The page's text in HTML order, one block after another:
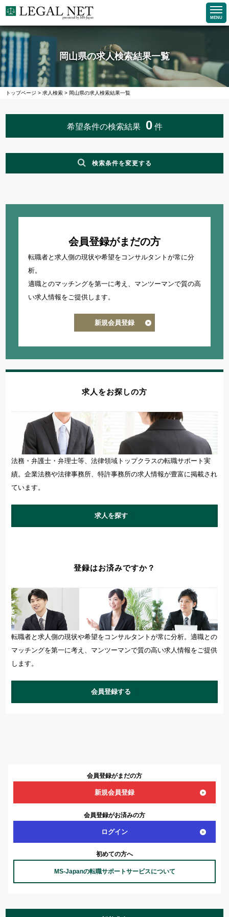
MENU
岡山県の求人検索結果一覧
トップページ >求人検索 > 岡山県の求人検索結果一覧
希望条件の検索結果 0件
検索条件を変更する
法律事務所・特許事務所で探す
法律事務所求人
特許事務所・特許技術者求人
司法試験合格者（司法修習生）
弁理士
資格希望勤務地
マネジメント経験あり 未経験可
会員登録がまだの方
転職者と求人側の現状や希望をコンサルタントが常に分
析。
適職とのマッチングを第一に考え、 マンツーマンで質の高
い求人情報をご提供します。
新規会員登録
求人をお探しの方
法務・弁護士・弁理士等、法律領域トップクラスの転職サポート実
績。企業法務や法律事務所、特許事務所の求人情報が豊富に掲載され
ています。
求人を探す
登録はお済みですか？
転職者と求人側の現状や希望をコンサルタントが常に分析。適職との
マッチングを第一に考え、マンツーマンで質の高い求人情報をご提供
します。
会員登録する
会員登録がまだの方
新規会員登録
会員登録がお済みの方
ログイン
初めての方へ
MS-Japanの転職サポートサービスについて